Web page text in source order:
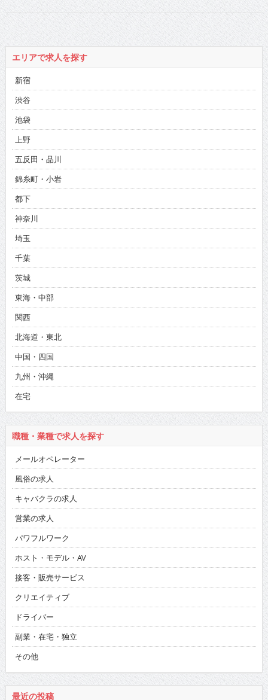
エリアで求人を探す
新宿
渋谷
池袋
上野
五反田・品川
錦糸町・小岩
都下
神奈川
埼玉
千葉
茨城
東海・中部
関西
北海道・東北
中国・四国
九州・沖縄
在宅
職種・業種で求人を探す
メールオペレーター
風俗の求人
キャバクラの求人
営業の求人
パワフルワーク
ホスト・モデル・AV
接客・販売サービス
クリエイティブ
ドライバー
副業・在宅・独立
その他
最近の投稿